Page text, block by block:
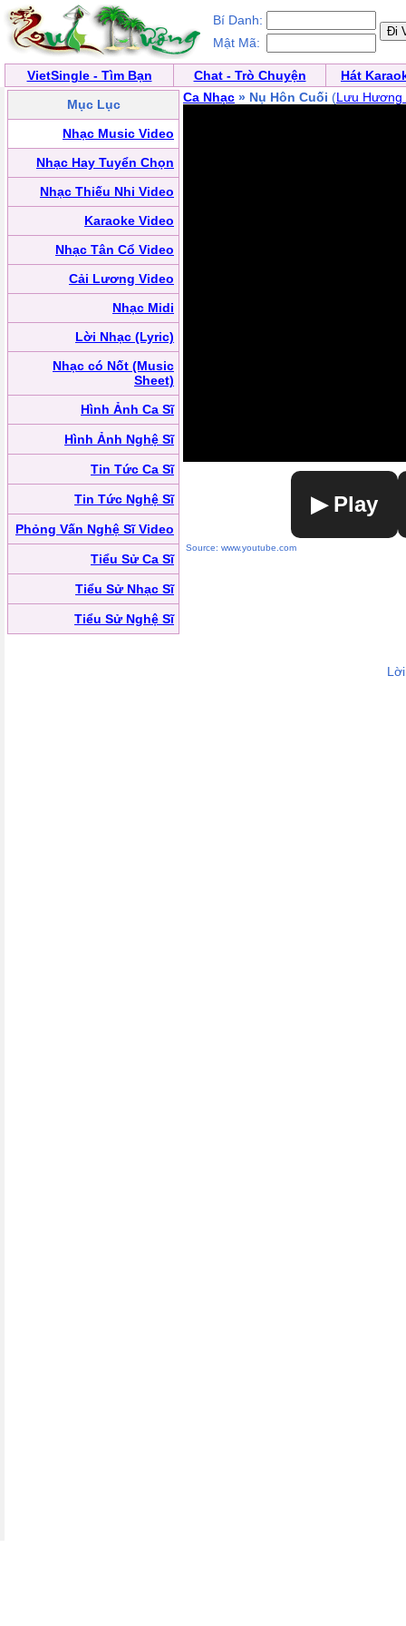
Bí Danh:
Mật Mã:
VietSingle - Tìm Bạn Chat - Trò Chuyện
Hát
Mục Lục
Nhạc Music Video
Nhạc Hay Tuyển Chọn
Nhạc Thiếu Nhi Video
Karaoke Video
Nhạc Tân Cổ Video
Cải Lương Video
Nhạc Midi
Lời Nhạc (Lyric)
Nhạc có Nốt (Music
Sheet)
Hình Ảnh Ca Sĩ
Hình Ảnh Nghệ Sĩ
Tin Tức Ca Sĩ
Tin Tức Nghệ Sĩ
Phỏng Vấn Nghệ Sĩ Video
Tiểu Sử Ca Sĩ
Tiểu Sử Nhạc Sĩ
Tiểu Sử Nghệ Sĩ
Ca Nhạc » Nụ Hôn Cuối (Lưu Hương
▶ Play
Source: www.youtube.com